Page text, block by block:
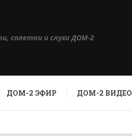
сплетни и слухи ДОМ-2
ДОМ-2 ЭФИР ДОМ-2 ВИДЕО